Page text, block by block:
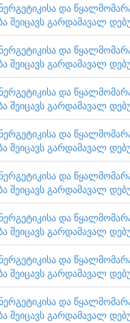
და
შეიცავს გარდამავალ
და
შეიცავს გარდამავალ
და
შეიცავს გარდამავალ
და
შეიცავს გარდამავალ
და
შეიცავს გარდამავალ
და
შეიცავს გარდამავალ
და
შეიცავს გარდამავალ
და
შეიცავს გარდამავალ